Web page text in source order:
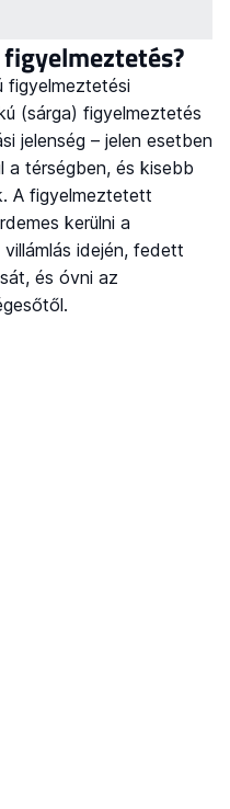
figyelmeztetési
(sárga) figyelmeztetés
jelenség – jelen esetben
a térségben, és kisebb
A figyelmeztetett
kerülni a
idején, fedett
és óvni az